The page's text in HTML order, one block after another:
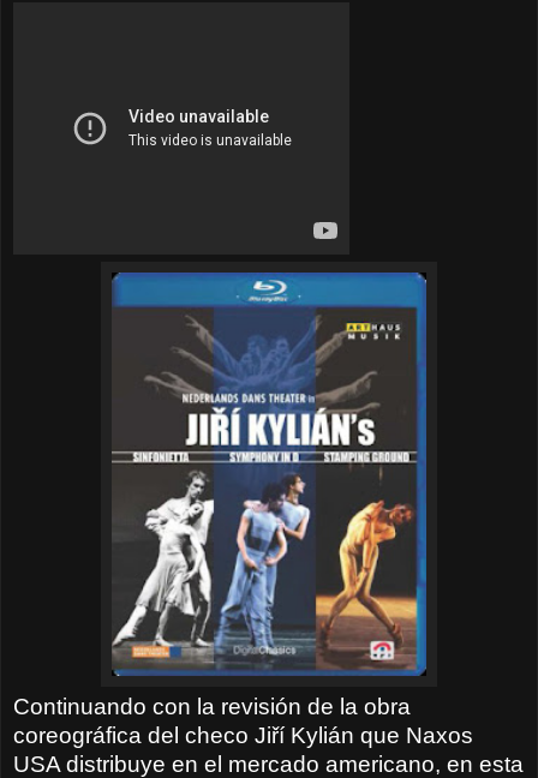
Continuando con la revisión de la obra
coreográfica del checo Jiří Kylián que Naxos
USA distribuye en el mercado americano, en esta